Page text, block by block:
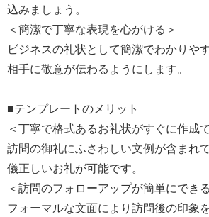
込みましょう。
＜簡潔で丁寧な表現を心がける＞
ビジネスの礼状として簡潔でわかりや
相手に敬意が伝わるようにします。
■テンプレートのメリット
＜丁寧で格式あるお礼状がすぐに作成
訪問の御礼にふさわしい文例が含まれ
儀正しいお礼が可能です。
＜訪問のフォローアップが簡単にでき
フォーマルな文面により訪問後の印象